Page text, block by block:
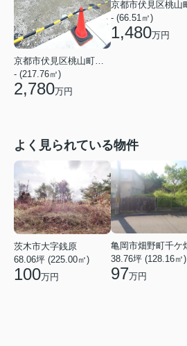
京都市伏見区桃山町安芸山
- (217.76㎡)
2,780万円
- (66.51㎡)
1,480万円
よく見られている物件
茨木市大字銭原
68.06坪 (225.00㎡)
100万円
38.76坪 (128.16㎡)
97万円